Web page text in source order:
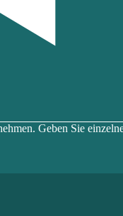
Geben Sie